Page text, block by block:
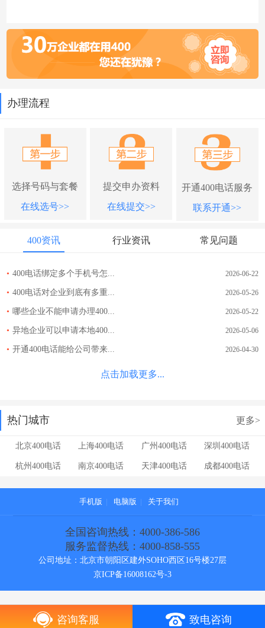
办理流程
选择号码与套餐
在线选号>>
提交申办资料
在线提交>>
开通400电话服务
联系开通>>
400资讯 行业资讯 常见问题
• 400电话绑定多个手机号怎... 2026-06-22
• 400电话对企业到底有多重... 2026-05-26
• 哪些企业不能申请办理400... 2026-05-22
• 异地企业可以申请本地400... 2026-05-06
• 开通400电话能给公司带来... 2026-04-30
点击加载更多...
热门城市 更多>
北京400电话 上海400电话 广州400电话 深圳400电话
杭州400电话 南京400电话 天津400电话 成都400电话
手机版 电脑版 关于我们
全国咨询热线：4000-386-586
服务监督热线：4000-858-555
公司地址：北京市朝阳区建外SOHO西区16号楼27层
京ICP备16008162号-3
咨询客服 致电咨询